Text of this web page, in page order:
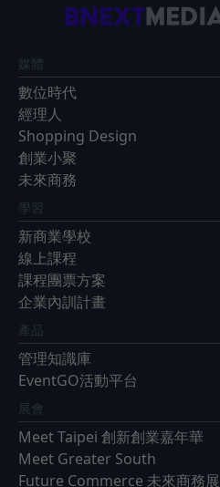
媒體
數位時代
經理人
Shopping Design
創業小聚
未來商務
學習
新商業學校
線上課程
課程團票方案
企業內訓計畫
產品
管理知識庫
EventGO活動平台
展會
Meet Taipei 創新創業嘉年華
Meet Greater South
Future Commerce 未來商務展